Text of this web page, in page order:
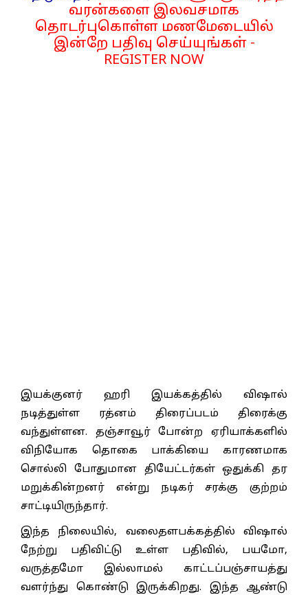
வரன்களை இலவசமாக
தொடர்புகொள்ள மணமேடையில்
இன்றே பதிவு செய்யுங்கள் -
REGISTER NOW
இயக்குனர் ஹரி இயக்கத்தில் விஷால்
நடித்துள்ள ரத்னம் திரைப்படம் திரைக்கு
வந்துள்ளன. தஞ்சாவூர் போன்ற ஏரியாக்களில்
விநியோக தொகை பாக்கியை காரணமாக
சொல்லி போதுமான தியேட்டர்கள் ஒதுக்கி தர
மறுக்கின்றனர் என்று நடிகர் சரக்கு குற்றம்
சாட்டியிருந்தார்.
இந்த நிலையில், வலைதளபக்கத்தில் விஷால்
நேற்று பதிவிட்டு உள்ள பதிவில், பயமோ,
வருத்தமோ இல்லாமல் காட்டப்பஞ்சாயத்து
வளர்ந்து கொண்டு இருக்கிறது. இந்த ஆண்டு